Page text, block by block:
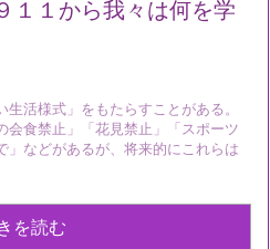
１から我々は何を学
活様式」をもたらすことがある。
会食禁止」「花見禁止」「スポーツ
」などがあるが、将来的にこれらは
を読む